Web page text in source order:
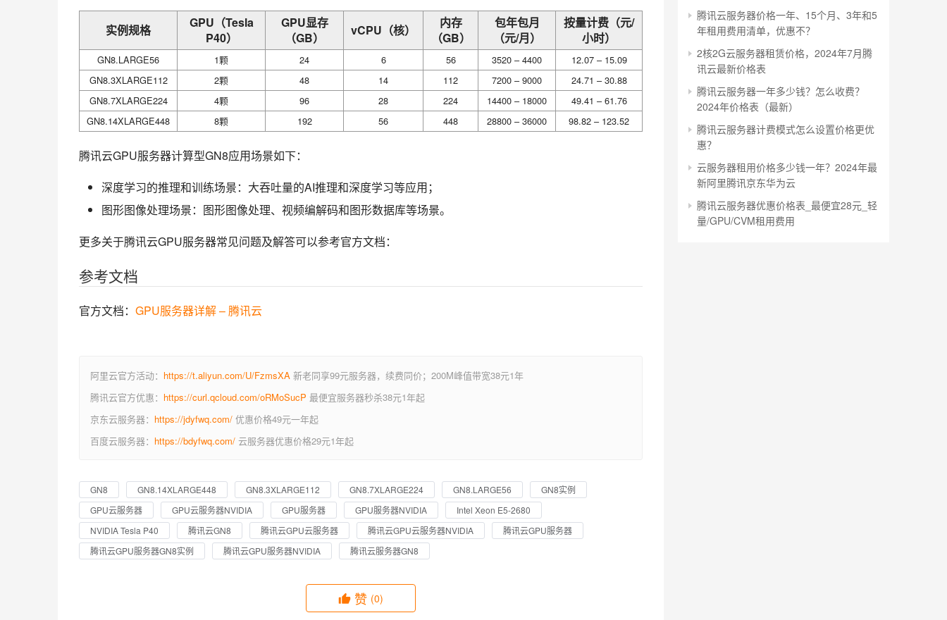
实例规格
GPU（Tesla
P40）
GPU显存
（GB）
vCPU（核）
内存
（GB）
包年包月
（元/月）
按量计费（元/
小时）
GN8.LARGE56 1颗 24 6 56 3520 – 4400
12.07 – 15.09
GN8.3XLARGE112
2颗 48 14 112 7200 – 9000
24.71 – 30.88
GN8.7XLARGE224
4颗 96 28 224 14400 – 18000
49.41 – 61.76
GN8.14XLARGE448
8颗 192 56 448 28800 – 36000 98.82 – 123.52
腾讯云GPU服务器计算型GN8应用场景如下：
深度学习的推理和训练场景：大吞吐量的AI推理和深度学习等应用；
图形图像处理场景：图形图像处理、视频编解码和图形数据库等场景。
更多关于腾讯云GPU服务器常见问题及解答可以参考官方文档：
参考文档
官方文档： GPU服务器详解 – 腾讯云
阿里云官方活动： https://t.aliyun.com/U/FzmsXA 新老同享99元服务器，续费同价；200M峰值带宽38元1年
腾讯云官方优惠： https://curl.qcloud.com/oRMoSucP 最便宜服务器秒杀38元1年起
京东云服务器： https://jdyfwq.com/ 优惠价格49元一年起
百度云服务器： https://bdyfwq.com/ 云服务器优惠价格29元1年起
GN8 GN8.14XLARGE448 GN8.3XLARGE112 GN8.7XLARGE224 GN8.LARGE56
GN8实例
GPU云服务器
GPU云服务器NVIDIA GPU服务器 GPU服务器NVIDIA
Intel Xeon E5-2680
NVIDIA Tesla P40
腾讯云GN8 腾讯云GPU云服务器 腾讯云GPU云服务器NVIDIA
腾讯云GPU服务器
腾讯云GPU服务器GN8实例
腾讯云GPU服务器NVIDIA 腾讯云服务器GN8
赞 (0)
腾讯云服务器价格一年、15个月、3年和5
年租用费用清单，优惠不？
2核2G云服务器租赁价格，2024年7月腾
讯云最新价格表
腾讯云服务器一年多少钱？怎么收费？
2024年价格表（最新）
腾讯云服务器计费模式怎么设置价格更优
惠？
云服务器租用价格多少钱一年？2024年最
新阿里腾讯京东华为云
腾讯云服务器优惠价格表_最便宜28元_轻
量/GPU/CVM租用费用